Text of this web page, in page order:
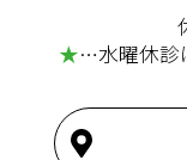
★…水曜休診